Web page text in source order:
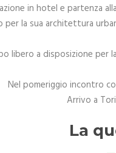
in hotel e partenza
per la sua architettura
libero a disposizione per
Nel pomeriggio incontro
Arrivo a
La